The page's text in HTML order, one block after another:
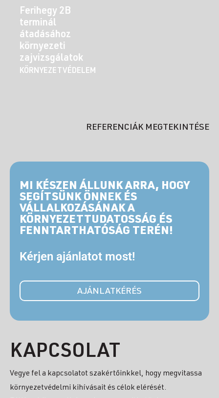
Ferihegy 2B
terminál
átadásához
környezeti
zajvizsgálatok
KÖRNYEZETVÉDELEM
REFERENCIÁK MEGTEKINTÉSE
MI KÉSZEN ÁLLUNK ARRA, HOGY
SEGÍTSÜNK ÖNNEK ÉS
VÁLLALKOZÁSÁNAK A
KÖRNYEZETTUDATOSSÁG ÉS
FENNTARTHATÓSÁG TERÉN!
Kérjen ajánlatot most!
AJÁNLATKÉRÉS
KAPCSOLAT
Vegye fel a kapcsolatot szakértőinkkel, hogy megvitassa
környezetvédelmi kihívásait és célok elérését.